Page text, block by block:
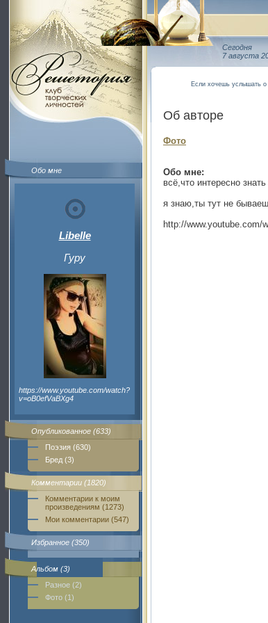
Обо мне
Libelle
Гуру
https://www.youtube.com/watch?
v=oB0efVaBXg4
Опубликованное (633)
Поэзия (630)
Бред (3)
Комментарии (1820)
Комментарии к моим
произведениям (1273)
Мои комментарии (547)
Избранное (350)
Альбом (3)
Разное (2)
Фото (1)
Сегодня
7 августа
Если хочешь услышать
Об авторе
Фото
Обо мне:
всё,что интересно
я знаю,ты тут не
http://www.youtube.com/